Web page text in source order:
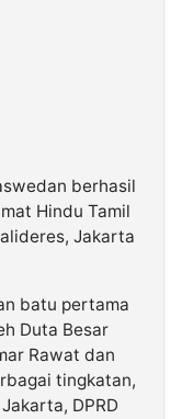
berhasil
Hindu Tamil
Jakarta
batu pertama
Duta Besar
Rawat dan
tingkatan,
DPRD